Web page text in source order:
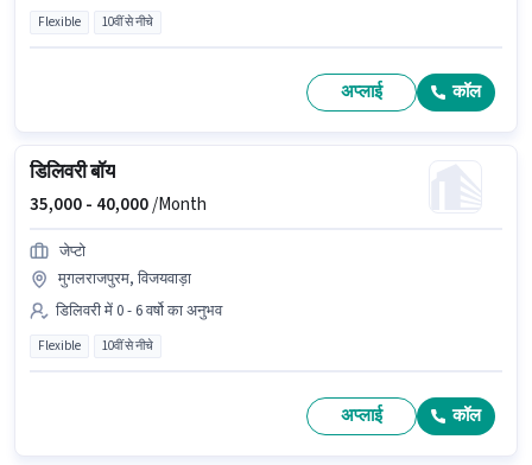
Flexible 10वीं से नीचे
अप्लाई कॉल
डिलिवरी बॉय
35,000 - 40,000/Month
जेप्टो
मुगलराजपुरम, विजयवाड़ा
डिलिवरी में 0 - 6 वर्षो का अनुभव
Flexible 10वीं से नीचे
अप्लाई कॉल